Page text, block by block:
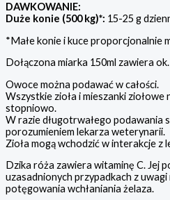
DAWKOWANIE:
Duże konie (500 kg)*: 15-25 g
*Małe konie i kuce proporcjonalnie
Dołączona miarka 150ml zawiera
Owoce można podawać w całości.
Wszystkie zioła i mieszanki
stopniowo.
W razie długotrwałego podawania
porozumieniem lekarza weterynarii.
Zioła mogą wchodzić w interakcje z
Dzika róża zawiera witaminę C. Jej
uzasadnionych przypadkach z uwagi
potęgowania wchłaniania żelaza.